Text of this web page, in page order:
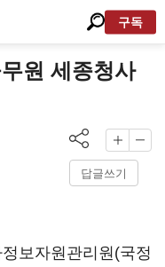
구독
원 세종청사
답글쓰기
보자원관리원(국정